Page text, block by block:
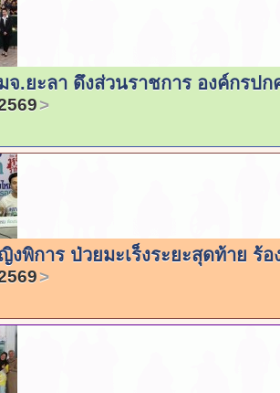
จ.ยะลา ดึงส่วนราชการ องค์กรป
งพิการ ป่วยมะเร็งระยะสุดท้าย ร้